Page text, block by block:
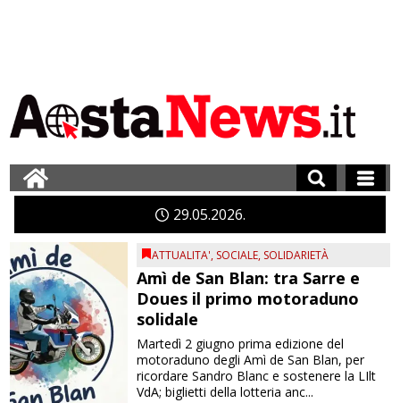
2905 2026
ATTUALITA', SOCIALE, SOLIDARIETÀ
Amì de San Blan: tra Sarre e
Doues il primo motoraduno
solidale
Martedì 2 giugno prima edizione del
motoraduno degli Amì de San Blan, per
ricordare Sandro Blanc e sostenere la LIlt
VdA; biglietti della lotteria anc...